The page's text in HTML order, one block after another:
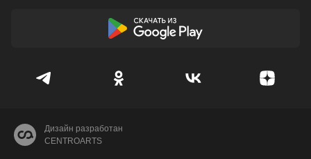
Дизайн разработан
CENTROARTS